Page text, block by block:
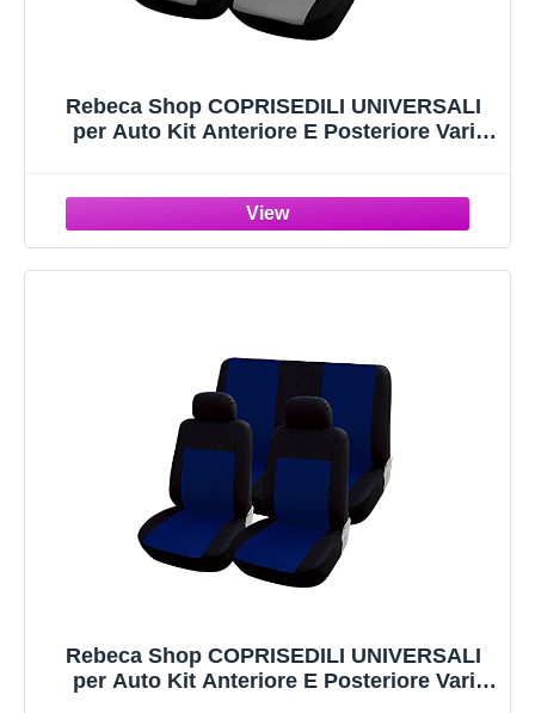
Rebeca Shop COPRISEDILI UNIVERSALI
per Auto Kit Anteriore E Posteriore Vari
Rebeca Shop COPRISEDILI UNIVERSALI
per Auto Kit Anteriore E Posteriore Vari